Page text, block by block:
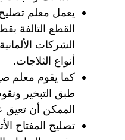
يعمل معلم
القطع التالفة
الشركات
أنواع الثلاجات.
كما يقوم معلم
طبق التبخير
الممكن أن تعيق
تصليح المفتاح